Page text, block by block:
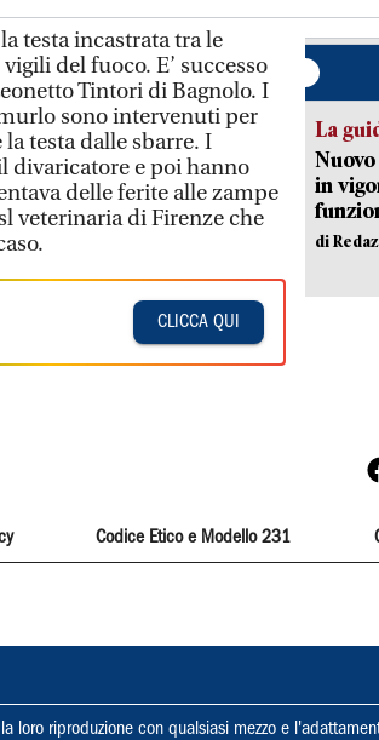
testa incastrata tra le
del fuoco. E’ successo
Tintori di Bagnolo. I
sono intervenuti per
testa dalle sbarre. I
divaricatore e poi hanno
delle ferite alle zampe
veterinaria di Firenze che
CLICCA QUI
La
in
di
Codice Etico e Modello 231
loro riproduzione con qualsiasi mezzo e